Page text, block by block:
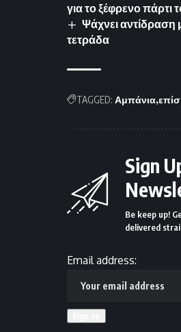
για το ξέφρενο πάρτι
Ψάχνει αντίδραση
τετράδα
TAGGED: Αμπάνια
Sign
Be keep up!
delivered
Email address: